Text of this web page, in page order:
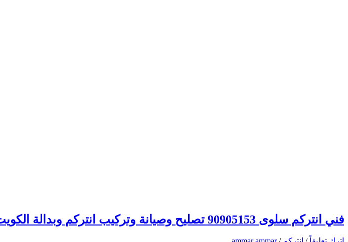
فني انتركم سلوى 90905153 تصليح وصيانة وتركيب انتركم وبدالة الكويت